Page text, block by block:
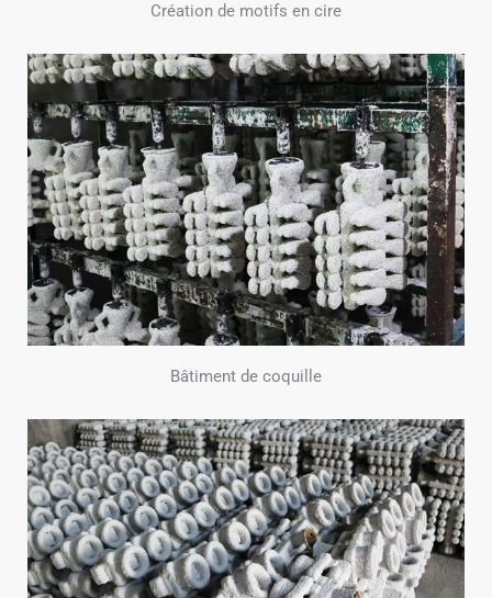
Création de motifs en cire
Bâtiment de coquille